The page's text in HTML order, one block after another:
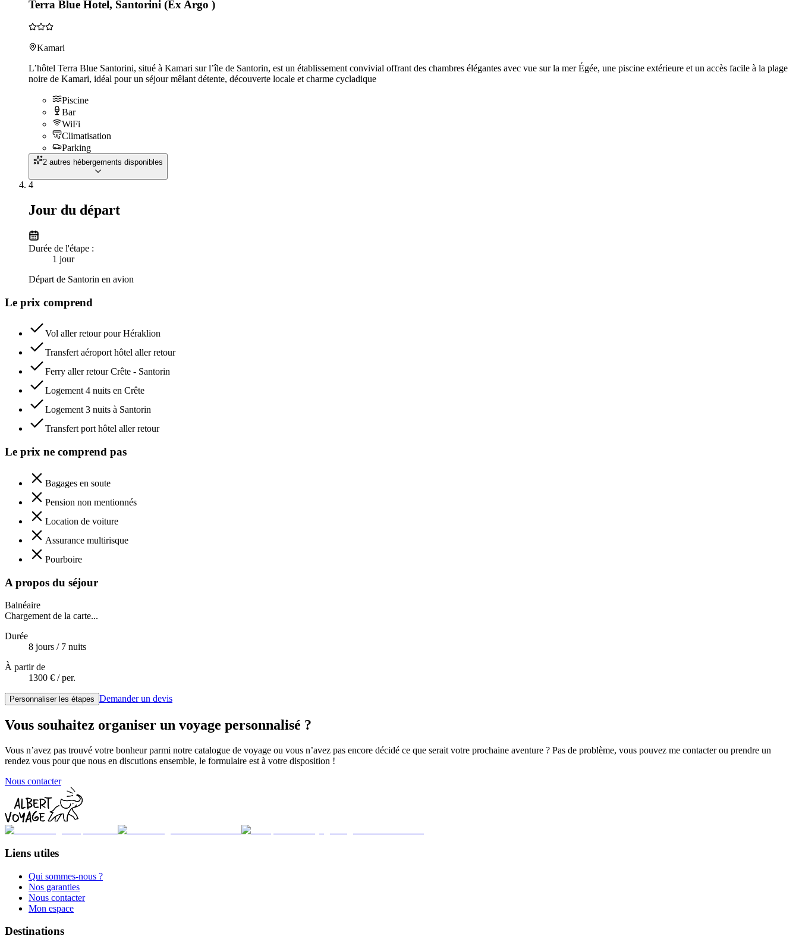
Terra Blue Hotel, Santorini (Ex Argo )
Kamari
L’hôtel Terra Blue Santorini, situé à Kamari sur l’île de Santorin, est un établissement convivial offrant des chambres élégantes avec vue sur la mer Égée, une piscine extérieure et un accès facile à la plage
noire de Kamari, idéal pour un séjour mêlant détente, découverte locale et charme cycladique
Piscine
Bar
WiFi
Climatisation
Parking
2 autres hébergements disponibles
4
Jour du départ
Durée de l'étape :
1 jour
Départ de Santorin en avion
Le prix comprend
Vol aller retour pour Héraklion
Transfert aéroport hôtel aller retour
Ferry aller retour Crête - Santorin
Logement 4 nuits en Crête
Logement 3 nuits à Santorin
Transfert port hôtel aller retour
Le prix ne comprend pas
Bagages en soute
Pension non mentionnés
Location de voiture
Assurance multirisque
Pourboire
A propos du séjour
Balnéaire
Chargement de la carte...
Durée
8 jours / 7 nuits
À partir de
1300 € / per.
Personnaliser les étapes Demander un devis
Vous souhaitez organiser un voyage personnalisé ?
Vous n’avez pas trouvé votre bonheur parmi notre catalogue de voyage ou vous n’avez pas encore décidé ce que serait votre prochaine aventure ? Pas de problème, vous pouvez me contacter ou prendre un
rendez vous pour que nous en discutions ensemble, le formulaire est à votre disposition !
Nous contacter
Liens utiles
Qui sommes-nous ?
Nos garanties
Nous contacter
Mon espace
Destinations